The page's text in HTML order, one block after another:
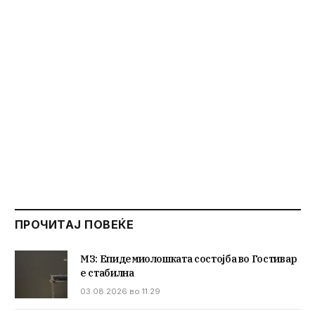
ПРОЧИТАЈ ПОВЕЌЕ
МЗ: Епидемиолошката состојба во Гостивар
е стабилна
03.08.2026 во 11:29